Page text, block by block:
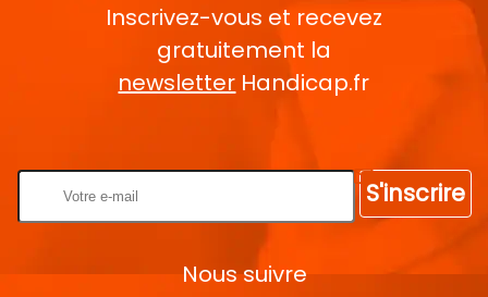
Inscrivez-vous et recevez
gratuitement la
newsletter Handicap.fr
S'inscrire
Nous suivre